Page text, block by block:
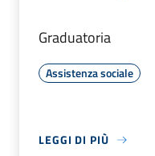
Graduatoria
Assistenza sociale
LEGGI DI PIÙ